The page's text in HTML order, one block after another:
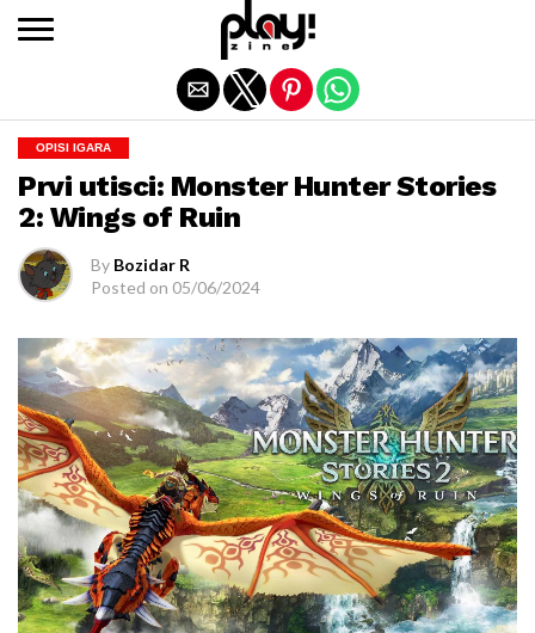
OPISI IGARA
Prvi utisci: Monster Hunter Stories
2: Wings of Ruin
By Bozidar R
Posted on 05/06/2024
Exit mobile version